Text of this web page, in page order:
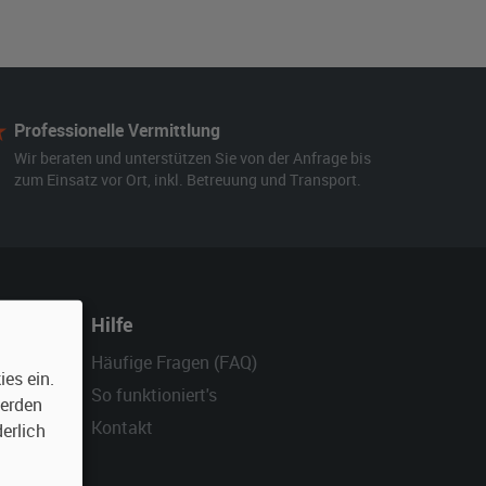
Professionelle Vermittlung
Wir beraten und unterstützen Sie von der Anfrage bis
zum Einsatz vor Ort, inkl. Betreuung und Transport.
Hilfe
Häufige Fragen (FAQ)
So funktioniert's
Kontakt
ein.